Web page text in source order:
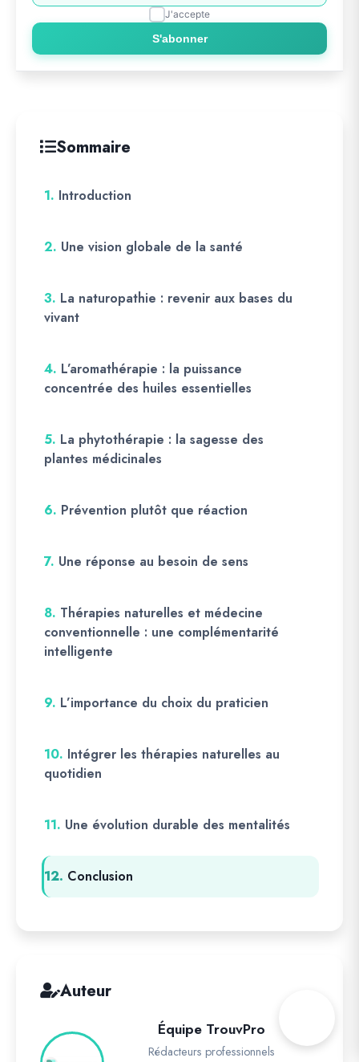
J'accepte
S'abonner
Sommaire
1. Introduction
2. Une vision globale de la santé
3. La naturopathie : revenir aux bases du
vivant
4. L’aromathérapie : la puissance
concentrée des huiles essentielles
5. La phytothérapie : la sagesse des
plantes médicinales
6. Prévention plutôt que réaction
7. Une réponse au besoin de sens
8. Thérapies naturelles et médecine
conventionnelle : une complémentarité
intelligente
9. L’importance du choix du praticien
10. Intégrer les thérapies naturelles au
quotidien
11. Une évolution durable des mentalités
12. Conclusion
Auteur
Équipe TrouvPro
Rédacteurs professionnels